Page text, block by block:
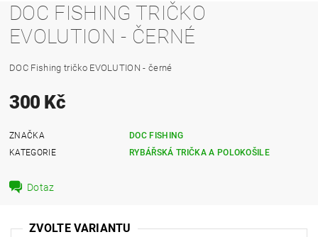
DOC FISHING TRIČKO
EVOLUTION - ČERNÉ
DOC Fishing tričko EVOLUTION - černé
300 Kč
ZNAČKA
DOC FISHING
KATEGORIE
RYBÁŘSKÁ TRIČKA A POLOKOŠILE
Dotaz
ZVOLTE VARIANTU